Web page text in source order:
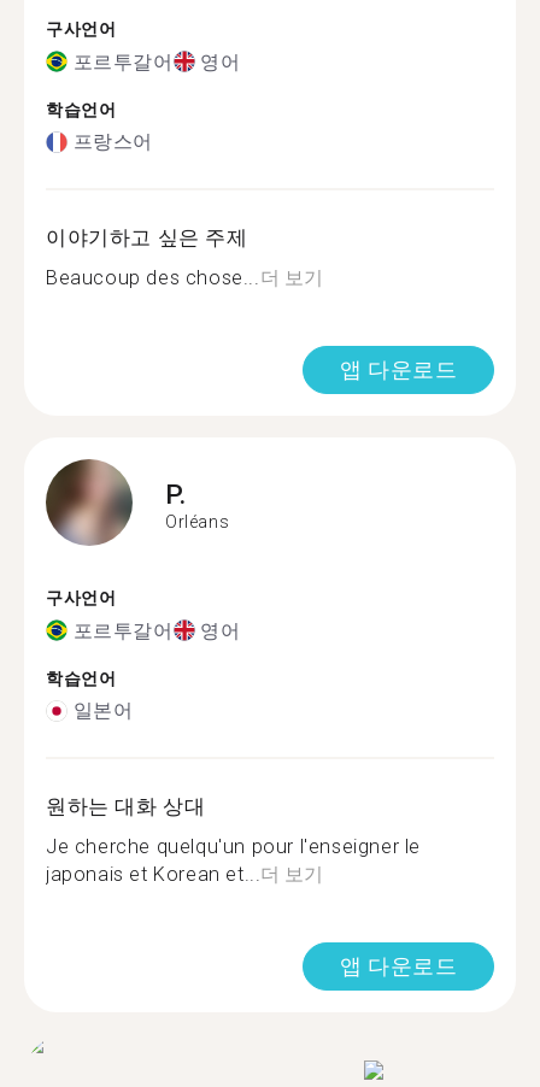
구사언어
포르투갈어 영어
학습언어
프랑스어
이야기하고 싶은 주제
Beaucoup des chose...더 보기
앱 다운로드
P.
Orléans
구사언어
포르투갈어 영어
학습언어
일본어
원하는 대화 상대
Je cherche quelqu'un pour l'enseigner le
japonais et Korean et...더 보기
앱 다운로드